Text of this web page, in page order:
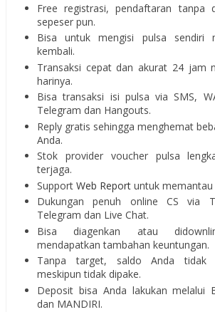
Free registrasi, pendaftaran tanpa
sepeser pun.
Bisa untuk mengisi pulsa sendiri
kembali.
Transaksi cepat dan akurat 24 jam
harinya.
Bisa transaksi isi pulsa via SMS,
Telegram dan Hangouts.
Reply gratis sehingga menghemat
Anda.
Stok provider voucher pulsa
terjaga.
Support Web Report untuk memantau
Dukungan penuh online CS via
Telegram dan Live Chat.
Bisa diagenkan atau
mendapatkan tambahan keuntungan.
Tanpa target, saldo Anda tidak
meskipun tidak dipake.
Deposit bisa Anda lakukan melalui
dan MANDIRI.